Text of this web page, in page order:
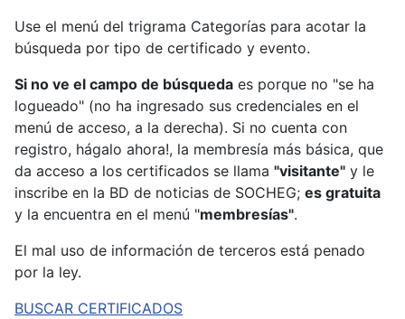
Use el menú del trigrama Categorías para acotar la
búsqueda por tipo de certificado y evento.
Si no ve el campo de búsqueda es porque no "se ha
logueado" (no ha ingresado sus credenciales en el
menú de acceso, a la derecha). Si no cuenta con
registro, hágalo ahora!, la membresía más básica, que
da acceso a los certificados se llama "visitante" y le
inscribe en la BD de noticias de SOCHEG; es gratuita
y la encuentra en el menú "membresías".
El mal uso de información de terceros está penado
por la ley.
BUSCAR CERTIFICADOS